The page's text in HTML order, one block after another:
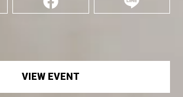
VIEW EVENT